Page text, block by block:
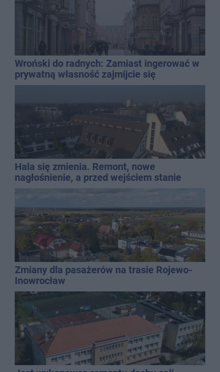
Wroński do radnych: Zamiast ingerować w
prywatną własność zajmijcie się
gospodarką
Hala się zmienia. Remont, nowe
nagłośnienie, a przed wejściem stanie
QEMETICA ARENA
Zmiany dla pasażerów na trasie Rojewo-
Inowrocław